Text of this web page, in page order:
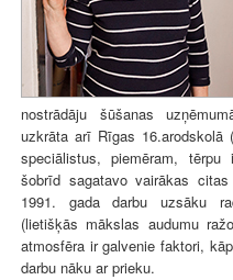
nostrādāju šūšanas
uzkrāta arī Rīgas 16.arodskolā
speciālistus, piemēram,
šobrīd sagatavo vairākas
1991. gada darbu uzsāku
(lietišķās mākslas audumu
atmosfēra ir galvenie faktori,
darbu nāku ar prieku.